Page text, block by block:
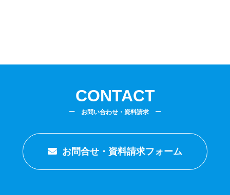
CONTACT
ー お問い合わせ・資料請求 ー
お問合せ・資料請求フォーム